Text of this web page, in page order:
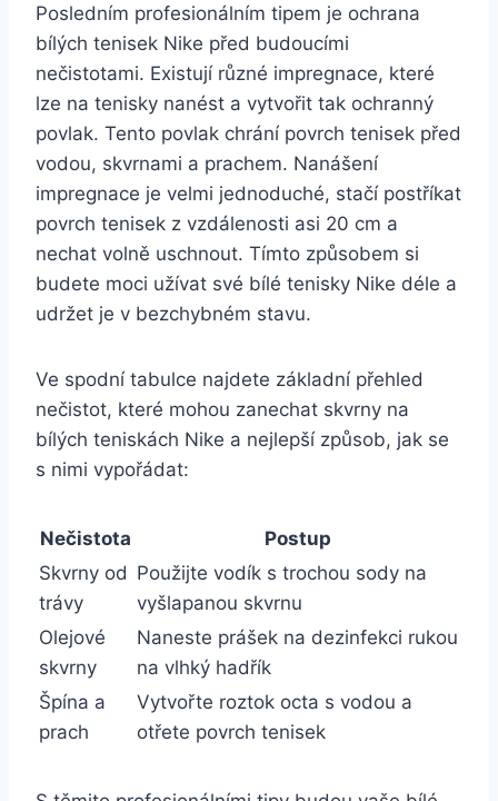
Posledním profesionálním tipem je ochrana
bílých ⁤tenisek Nike před budoucími
nečistotami. ‍Existují různé impregnace,⁣ které
lze⁢ na​ tenisky nanést a vytvořit ⁣tak ochranný
povlak.⁤ Tento ⁢povlak chrání ‌povrch tenisek před
vodou, skvrnami a prachem. Nanášení
impregnace je velmi jednoduché, ⁢stačí postříkat
povrch tenisek z vzdálenosti asi 20 cm ​a
nechat ⁣volně uschnout. Tímto způsobem si
budete moci užívat své bílé tenisky Nike déle a
udržet ⁣je v bezchybném ‌stavu.
Ve spodní ‌tabulce⁣ najdete základní ​přehled
nečistot, ‌které mohou zanechat skvrny na
bílých ​teniskách‌ Nike a nejlepší způsob, ⁣jak⁢ se
s‍ nimi vypořádat:
Nečistota
Postup
Skvrny od
trávy
Použijte ⁢vodík ​s trochou sody na
‌vyšlapanou skvrnu
Olejové
skvrny
Naneste prášek na dezinfekci rukou
na vlhký ​hadřík
Špína a
prach
Vytvořte​ roztok octa s​ vodou a
otřete ⁤povrch⁢ tenisek